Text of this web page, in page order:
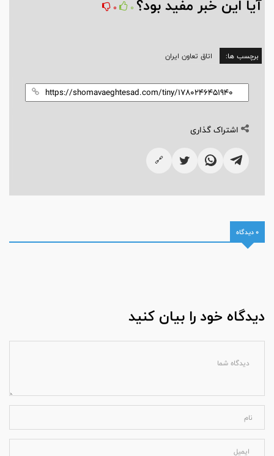
آیا این خبر مفید بود؟ 0
0
برچسب ها: اتاق تعاون ایران
اشتراک گذاری
🔗
0 دیدگاه
دیدگاه خود را بیان کنید